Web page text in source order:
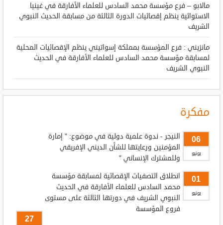
مالابو – فرع مؤسسة محمد السادس للعلماء الأفارقة في غينيا
الاستوائية ينظم إقصائيات الدورة الثالثة من مسابقة الحديث النبوي
الشريف
مانزيني : فرع المؤسسة بمملكة إسواتيني ينظم الإقصائيات المحلية
لمسابقة مؤسسة محمد السادس للعلماء الأفارقة في الحديث
النبوي الشريف
مفكرة
06
يونيو
النيجر - ندوة علمية دولية في موضوع: " إمارة
المؤمنين ورعايتها للشأن الديني الإفريقي
وللمشترك الإنساني "
01
يونيو
انطلاق التصفيات الإقصائية لمسابقة مؤسسة
محمد السادس للعلماء الأفارقة في الحديث
النبوي الشريف في دورتها الثالثة على مستوى
فروع المؤسسة
27